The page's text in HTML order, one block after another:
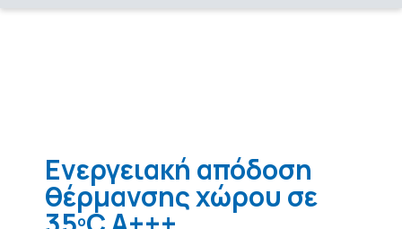
Ενεργειακή απόδοση
θέρμανσης χώρου σε